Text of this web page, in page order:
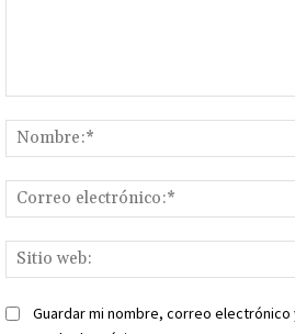
Guardar mi nombre, correo